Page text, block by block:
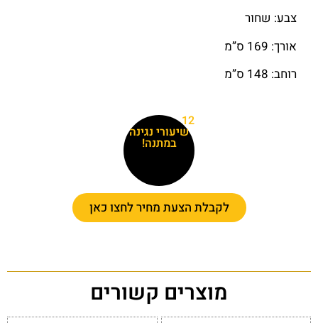
צבע: שחור
אורך: 169 ס”מ
רוחב: 148 ס”מ
12
שיעורי נגינה
במתנה!
לקבלת הצעת מחיר לחצו כאן
מוצרים קשורים